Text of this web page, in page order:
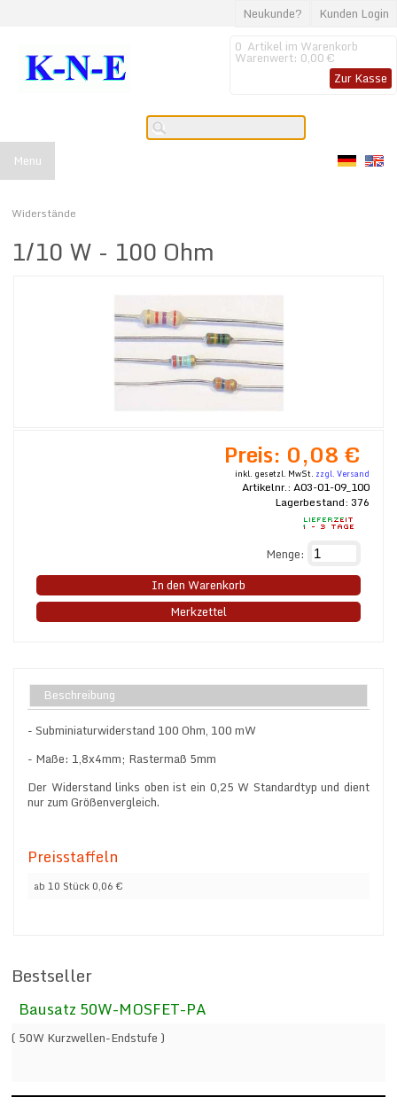
Kunden Login
Neukunde?
0 Artikel im Warenkorb
Warenwert: 0,00 €
Zur Kasse
Menu
Widerstände
1/10 W - 100 Ohm
Preis: 0,08 €
inkl. gesetzl. MwSt. zzgl. Versand
Artikelnr.: A03-01-09_100
Lagerbestand: 376
Menge:
In den Warenkorb
Merkzettel
Beschreibung
- Subminiaturwiderstand 100 Ohm, 100 mW
- Maße: 1,8x4mm; Rastermaß 5mm
Der Widerstand links oben ist ein 0,25 W Standardtyp und dient
nur zum Größenvergleich.
Preisstaffeln
ab 10 Stück 0,06 €
Bestseller
Bausatz 50W-MOSFET-PA
( 50W Kurzwellen-Endstufe )